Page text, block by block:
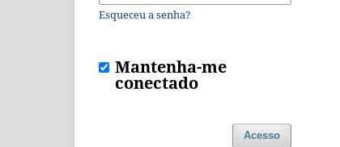
Esqueceu a senha?
Mantenha-me
conectado
Acesso